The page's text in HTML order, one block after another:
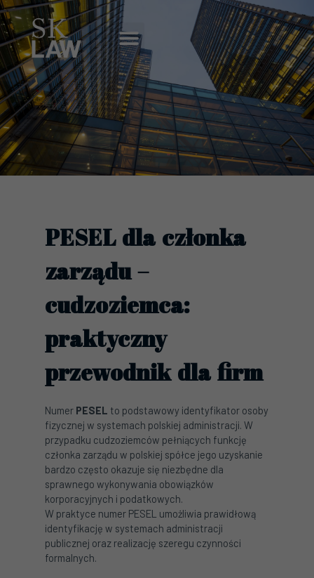
Skip
to
content
Menu
PESEL dla członka
zarządu –
cudzoziemca:
praktyczny
przewodnik dla firm
Numer PESEL to podstawowy identyfikator osoby
fizycznej w systemach polskiej administracji. W
przypadku cudzoziemców pełniących funkcję
członka zarządu w polskiej spółce jego uzyskanie
bardzo często okazuje się niezbędne dla
sprawnego wykonywania obowiązków
korporacyjnych i podatkowych.
W praktyce numer PESEL umożliwia prawidłową
identyfikację w systemach administracji
publicznej oraz realizację szeregu czynności
formalnych.